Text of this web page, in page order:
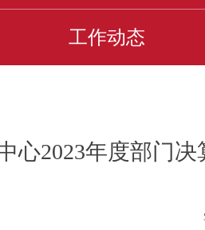
工作动态
心2023年度部门决